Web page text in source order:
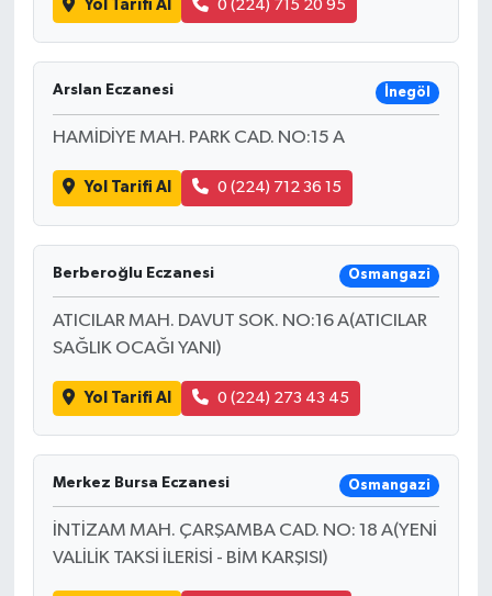
Yol Tarifi Al 0 (224) 715 20 95
Arslan Eczanesi İnegöl
HAMİDİYE MAH. PARK CAD. NO:15 A
Yol Tarifi Al 0 (224) 712 36 15
Berberoğlu Eczanesi Osmangazi
ATICILAR MAH. DAVUT SOK. NO:16 A(ATICILAR
SAĞLIK OCAĞI YANI)
Yol Tarifi Al 0 (224) 273 43 45
Merkez Bursa Eczanesi Osmangazi
İNTİZAM MAH. ÇARŞAMBA CAD. NO: 18 A(YENİ
VALİLİK TAKSİ İLERİSİ - BİM KARŞISI)